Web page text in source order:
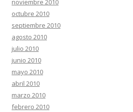
noviembre 2010
octubre 2010
septiembre 2010
agosto 2010
julio 2010
junio 2010
mayo 2010
abril 2010
marzo 2010
febrero 2010